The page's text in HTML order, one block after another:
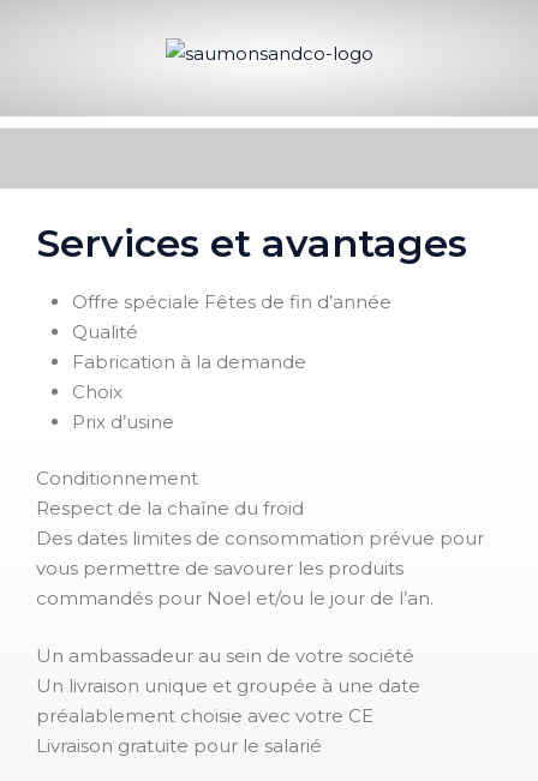
Services et avantages
Offre spéciale Fêtes de fin d’année
Qualité
Fabrication à la demande
Choix
Prix d’usine
Conditionnement
Respect de la chaîne du froid
Des dates limites de consommation prévue pour
vous permettre de savourer les produits
commandés pour Noel et/ou le jour de l’an.
Un ambassadeur au sein de votre société
Un livraison unique et groupée à une date
préalablement choisie avec votre CE
Livraison gratuite pour le salarié